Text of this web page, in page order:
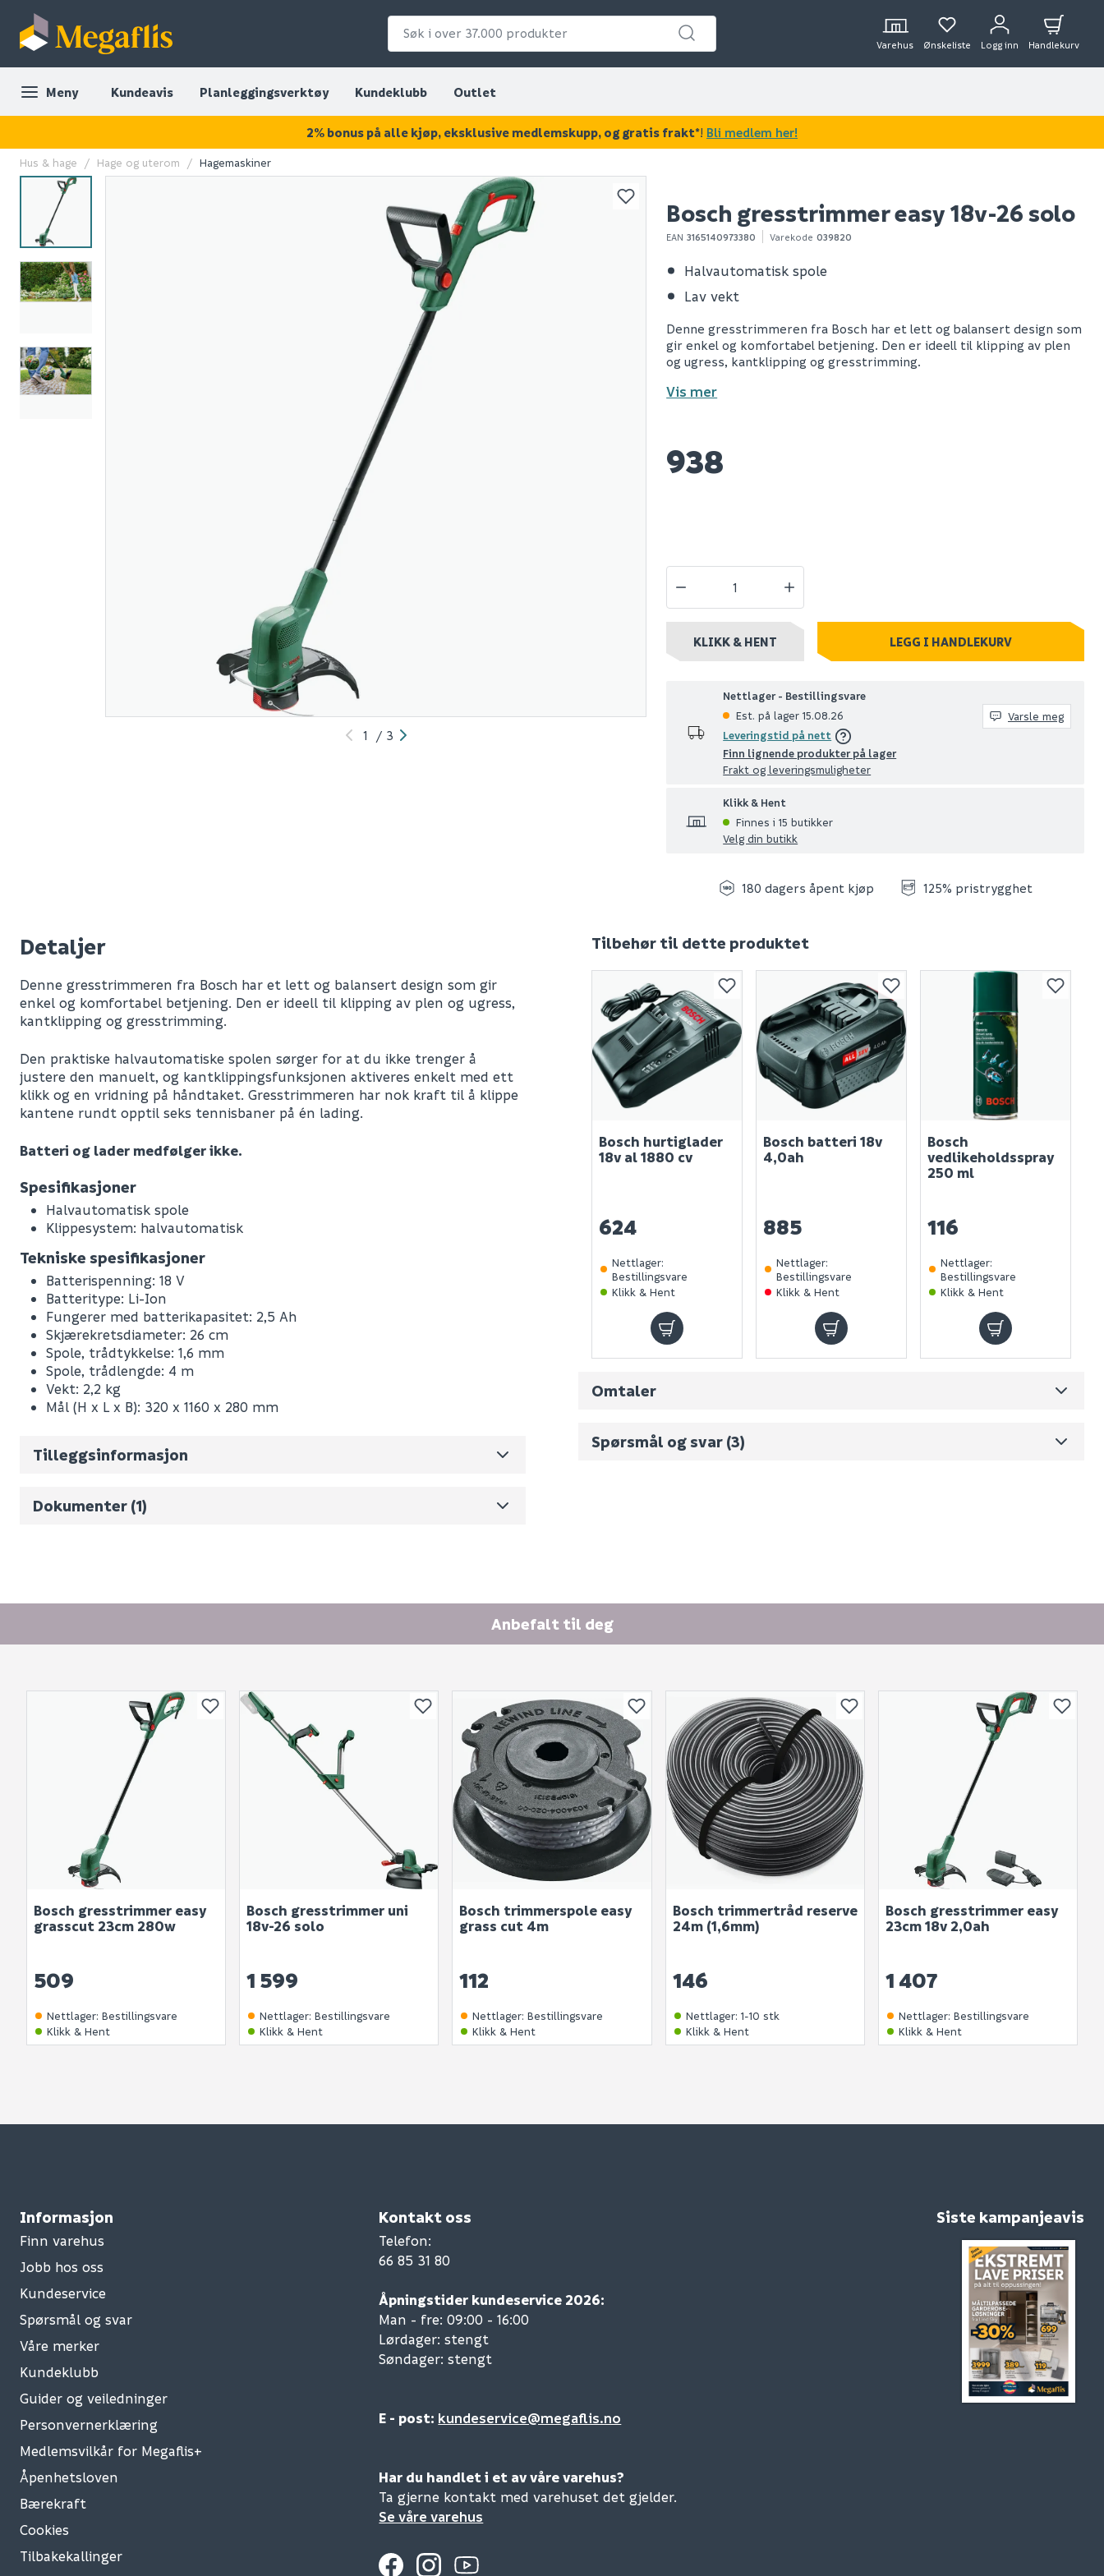
Varehus Ønskeliste Logg inn Handlekurv
Meny Kundeavis Planleggingsverktøy Kundeklubb Outlet
KAN DISSE VÆRE AV INTERESSE?
Bosch gresstrimmer
uni 18v-26 solo
1 599
Nettlager
Klikk & Hent
Bosch trimmertråd
Hus & hage Hage og uterom Hagemaskiner
1 / 3
Bosch gresstrimmer easy 18v-26 solo
EAN 3165140973380 Varekode 039820
Halvautomatisk spole
Lav vekt
Denne gresstrimmeren fra Bosch har et lett og balansert design som
gir enkel og komfortabel betjening. Den er ideell til klipping av plen
og ugress, kantklipping og gresstrimming.
Vis mer
938
KLIKK & HENT LEGG I HANDLEKURV
Nettlager - Bestillingsvare
Est. på lager 15.08.26
Leveringstid på nett
Finn lignende produkter på lager
Frakt og leveringsmuligheter
Varsle meg
Klikk & Hent
Finnes i 15 butikker
Velg din butikk
180 dagers åpent kjøp 125% pristrygghet
Detaljer
Denne gresstrimmeren fra Bosch har et lett og balansert design som gir
enkel og komfortabel betjening. Den er ideell til klipping av plen og ugress,
kantklipping og gresstrimming.
Den praktiske halvautomatiske spolen sørger for at du ikke trenger å
justere den manuelt, og kantklippingsfunksjonen aktiveres enkelt med ett
klikk og en vridning på håndtaket. Gresstrimmeren har nok kraft til å klippe
kantene rundt opptil seks tennisbaner på én lading.
Batteri og lader medfølger ikke.
Spesifikasjoner
Halvautomatisk spole
Klippesystem: halvautomatisk
Tekniske spesifikasjoner
Batterispenning: 18 V
Batteritype: Li-Ion
Fungerer med batterikapasitet: 2,5 Ah
Skjærekretsdiameter: 26 cm
Spole, trådtykkelse: 1,6 mm
Spole, trådlengde: 4 m
Vekt: 2,2 kg
Mål (H x L x B): 320 x 1160 x 280 mm
Tilleggsinformasjon
Leverandørens varenummer
Nobb No
Vekt pr. stk / m2 (i kg)
Volum
Antall pr. pall 60
Dokumenter (1)
Bruksanvisning
Tilbehør til dette produktet
Bosch hurtiglader
18v al 1880 cv
624
Nettlager:
Bestillingsvare
Klikk & Hent
Bosch batteri 18v
4,0ah
885
Nettlager:
Bestillingsvare
Klikk & Hent
Bosch
vedlikeholdsspray
250 ml
116
Nettlager:
Bestillingsvare
Klikk & Hent
Omtaler
Spørsmål og svar (3)
Skjule spørsmålet for andre?
SEND INN SPØRSMÅL
Spørsmålet og svaret vil bli vist her etter at det er besvart.
Ingen spørsmål enda. Bli den første til å stille et spørsmål til dette
produktet.
Anbefalt til deg
Bosch gresstrimmer easy
grasscut 23cm 280w
509
Nettlager: Bestillingsvare
Klikk & Hent
Bosch gresstrimmer uni
18v-26 solo
1 599
Nettlager:Bestillingsvare
Klikk & Hent
Bosch trimmerspole easy
grass cut 4m
112
Nettlager:Bestillingsvare
Klikk & Hent
Bosch trimmertråd reserve
24m (1,6mm)
146
Nettlager: 1-10 stk
Klikk & Hent
Bosch gresstrimmer easy
23cm 18v 2,0ah
1 407
Nettlager: Bestillingsvare
Klikk & Hent
Informasjon
Finn varehus
Jobb hos oss
Kundeservice
Spørsmål og svar
Våre merker
Kundeklubb
Guider og veiledninger
Personvernerklæring
Medlemsvilkår for Megaflis+
Åpenhetsloven
Bærekraft
Cookies
Tilbakekallinger
Kontakt oss
Telefon:
66 85 31 80
Åpningstider kundeservice 2026:
Man - fre: 09:00 - 16:00
Lørdager: stengt
Søndager: stengt
E - post: kundeservice@megaflis.no
Har du handlet i et av våre varehus?
Ta gjerne kontakt med varehuset det gjelder.
Se våre varehus
Siste kampanjeavis
2% bonus på alle kjøp, eksklusive medlemskupp, og gratis frakt*! Bli medlem her!